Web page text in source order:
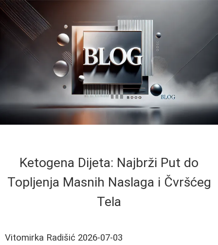
Ketogena Dijeta: Najbrži Put do
Topljenja Masnih Naslaga i Čvršćeg
Tela
Vitomirka Radišić 2026-07-03